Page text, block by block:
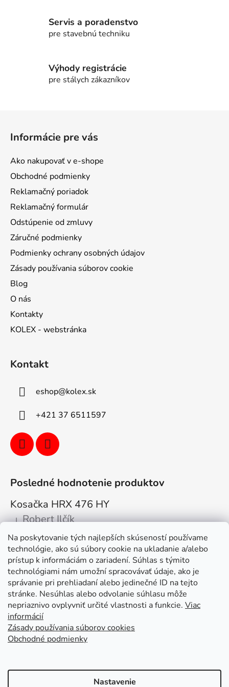
Na poskytovanie tých najlepších skúseností používame
technológie, ako sú súbory cookie na ukladanie a/alebo
prístup k informáciám o zariadení. Súhlas s týmito
technológiami nám umožní spracovávať údaje, ako je
správanie pri prehliadaní alebo jedinečné ID na tejto
stránke. Nesúhlas alebo odvolanie súhlasu môže
nepriaznivo ovplyvniť určité vlastnosti a funkcie. Viac
informácií
Zásady používania súborov cookies
Obchodné podmienky
Nastavenie
Servis a poradenstvo
pre stavebnú techniku
Výhody registrácie
pre stálych zákazníkov
Informácie pre vás
Ako nakupovať v e-shope
Obchodné podmienky
Reklamačný poriadok
Reklamačný formulár
Odstúpenie od zmluvy
Záručné podmienky
Podmienky ochrany osobných údajov
Zásady používania súborov cookie
Blog
O nás
Kontakty
KOLEX - webstránka
Kontakt
eshop@kolex.sk
+421 37 6511597
Posledné hodnotenie produktov
Kosačka HRX 476 HY
Hodnotenie produktu je 5 z 5 hviezdičiek.
| Robert Ilčík
Super. Odporúčam
Facebook
Kolex, s.r.o. - webstránka
Honda Linked In Youtube KOLEX